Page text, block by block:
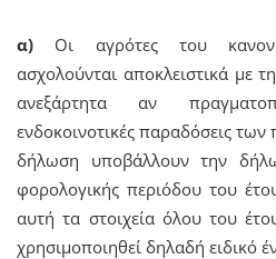
α) Οι αγρότες του
ασχολούνται αποκλειστικά με
ανεξάρτητα αν
ενδοκοινοτικές παραδόσεις
δήλωση υποβάλλουν την
φορολογικής περιόδου του
αυτή τα στοιχεία όλου του
χρησιμοποιηθεί δηλαδή ειδικό